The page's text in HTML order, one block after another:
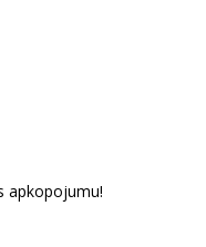
apkopojumu!